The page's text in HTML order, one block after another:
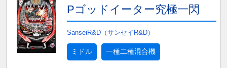
Pゴッドイーター究極一閃
SanseiR&D（サンセイR&D）
ミドル 一種二種混合機